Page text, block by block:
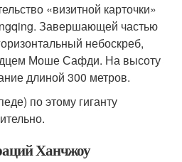
«визитной карточки»
Завершающей частью
небоскреб,
Моше Сафди. На высоту
длиной 300 метров.
по этому гиганту
Ханчжоу